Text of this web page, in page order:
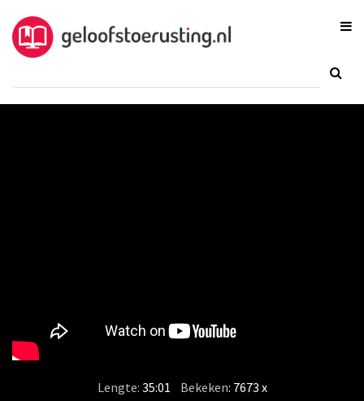
Lengte: 35:01 Bekeken: 7673 x